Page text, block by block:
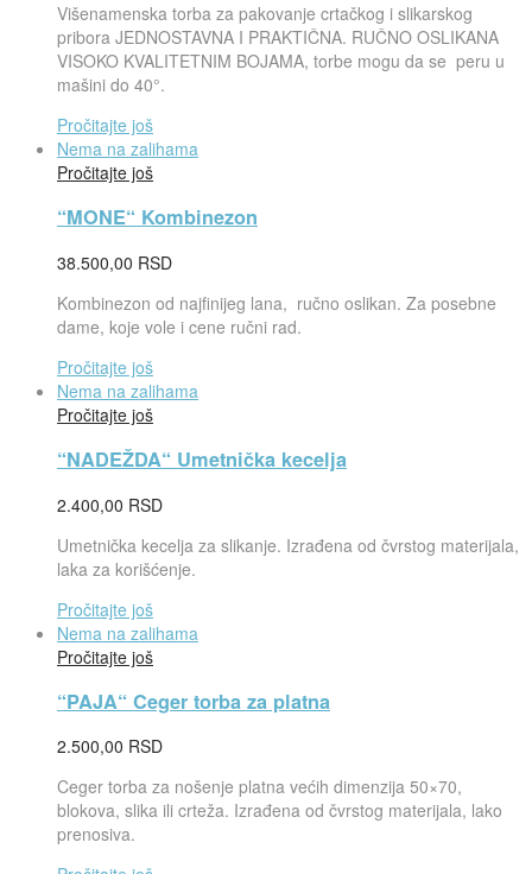
Višenamenska torba za pakovanje crtačkog i slikarskog
pribora JEDNOSTAVNA I PRAKTIČNA. RUČNO OSLIKANA
VISOKO KVALITETNIM BOJAMA, torbe mogu da se peru u
mašini do 40°.
Pročitajte još
Nema na zalihama
Pročitajte još
“MONE“ Kombinezon
38.500,00 RSD
Kombinezon od najfinijeg lana, ručno oslikan. Za posebne
dame, koje vole i cene ručni rad.
Pročitajte još
Nema na zalihama
Pročitajte još
“NADEŽDA“ Umetnička kecelja
2.400,00 RSD
Umetnička kecelja za slikanje. Izrađena od čvrstog materijala,
laka za korišćenje.
Pročitajte još
Nema na zalihama
Pročitajte još
“PAJA“ Ceger torba za platna
2.500,00 RSD
Ceger torba za nošenje platna većih dimenzija 50×70,
blokova, slika ili crteža. Izrađena od čvrstog materijala, lako
prenosiva.